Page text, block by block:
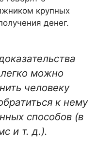
крупных
денег.
легко можно
человеку
к нему
способов (в
и т. д.).